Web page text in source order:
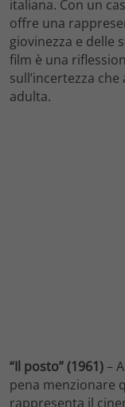
italiana. Con un
offre una
giovinezza e delle
film è una
sull’incertezza
adulta.
“Il posto” (1961)–
pena menzionare
rappresenta il